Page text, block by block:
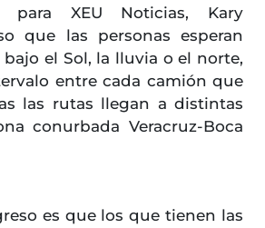
para XEU Noticias, Kary
que las personas esperan
el Sol, la lluvia o el norte,
entre cada camión que
las rutas llegan a distintas
conurbada Veracruz-Boca
es que los que tienen las